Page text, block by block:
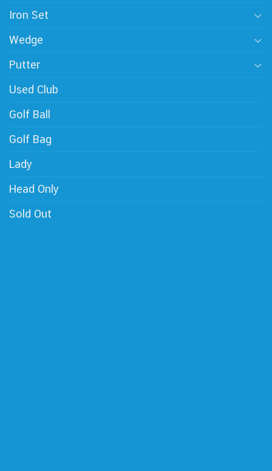
Iron Set
Wedge
Putter
Used Club
Golf Ball
Golf Bag
Lady
Head Only
Sold Out